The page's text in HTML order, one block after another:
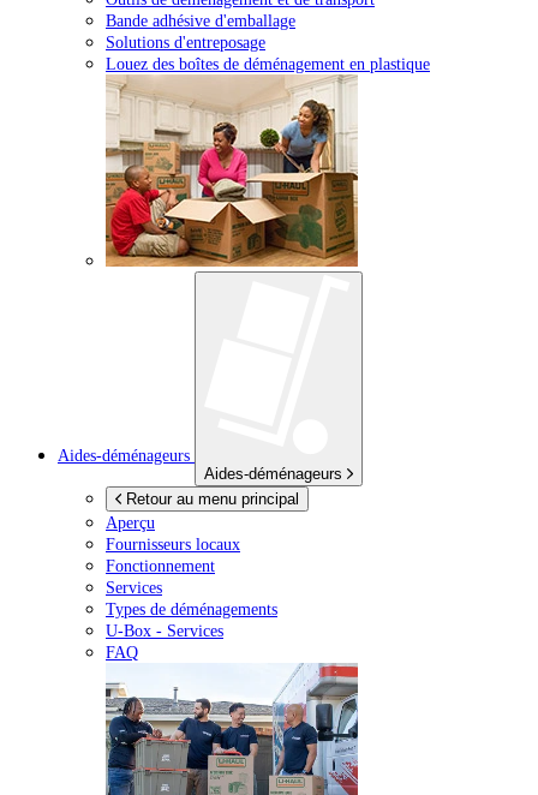
Bande adhésive d'emballage
Solutions d'entreposage
Louez des boîtes de déménagement en plastique
Aides-déménageurs
Aides-déménageurs
Retour au menu principal
Aperçu
Fournisseurs locaux
Fonctionnement
Services
Types de déménagements
U-Box - Services
FAQ